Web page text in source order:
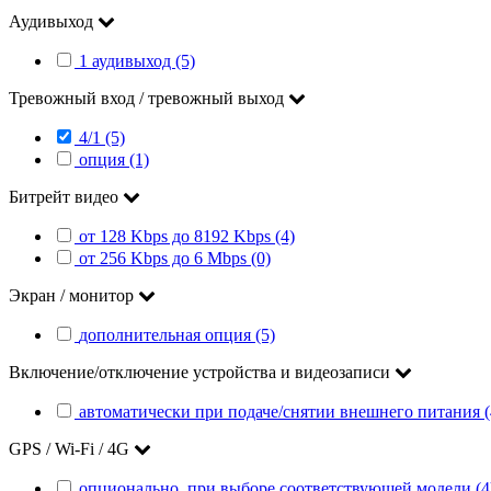
Аудивыход
1 аудивыход (5)
Тревожный вход / тревожный выход
4/1 (5)
опция (1)
Битрейт видео
от 128 Kbps до 8192 Kbps (4)
от 256 Kbps до 6 Mbps (0)
Экран / монитор
дополнительная опция (5)
Включение/отключение устройства и видеозаписи
автоматически при подаче/снятии внешнего питания
GPS / Wi-Fi / 4G